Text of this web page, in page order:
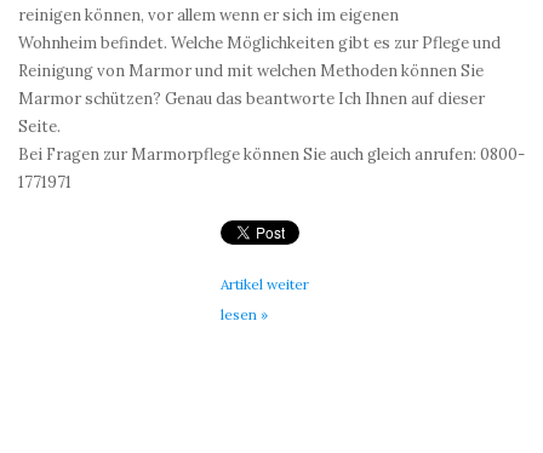
reinigen können, vor allem wenn er sich im eigenen
Wohnheim befindet. Welche Möglichkeiten gibt es zur Pflege und
Reinigung von Marmor und mit welchen Methoden können Sie
Marmor schützen? Genau das beantworte Ich Ihnen auf dieser
Seite.
Bei Fragen zur Marmorpflege können Sie auch gleich anrufen: 0800-
1771971
Artikel weiter
lesen »